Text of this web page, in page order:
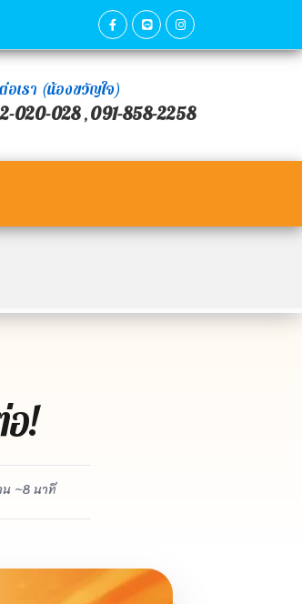
อเรา (น้องขวัญใจ)
020-028,091-858-2258
!
~8 นาที